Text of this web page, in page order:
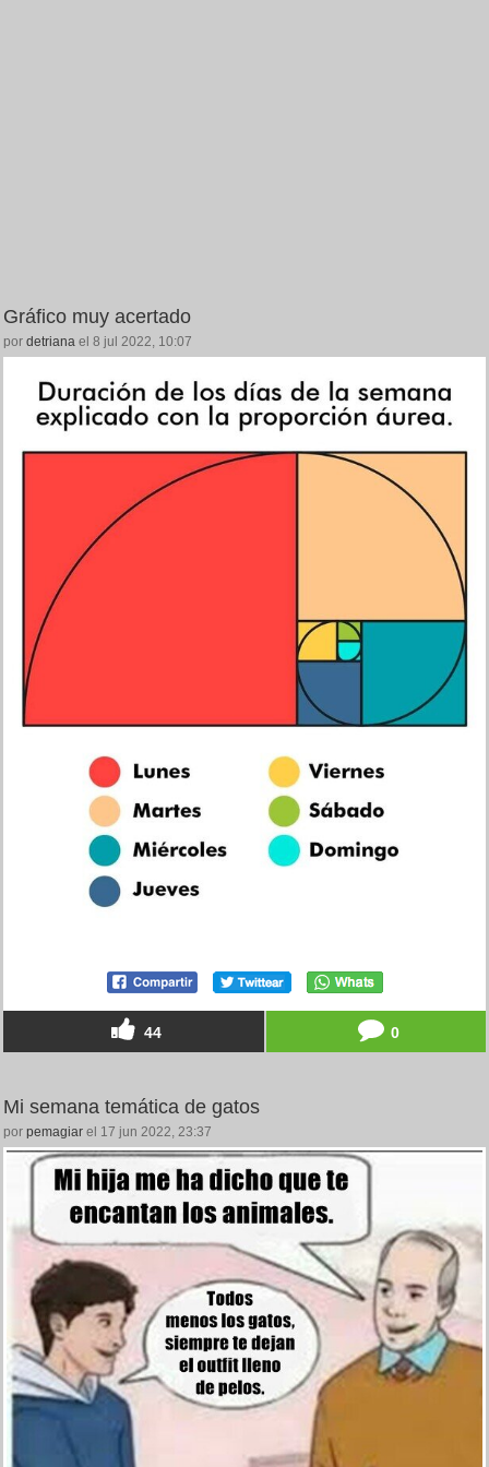
Gráfico muy acertado
por detriana el 8 jul 2022, 10:07
44 0
Mi semana temática de gatos
por pemagiar el 17 jun 2022, 23:37